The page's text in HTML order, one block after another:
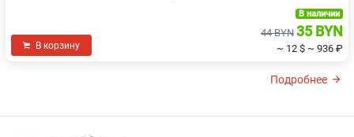
В корзину
В наличии
44 BYN 35 BYN
~ 12 $ ~ 936 ₽
Подробнее